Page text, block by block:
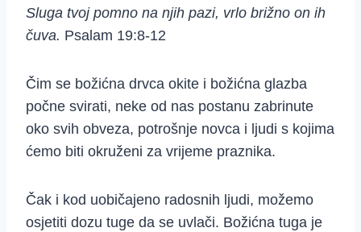
Sluga tvoj pomno na njih pazi, vrlo brižno on ih
čuva. Psalam 19:8-12
Čim se božićna drvca okite i božićna glazba
počne svirati, neke od nas postanu zabrinute
oko svih obveza, potrošnje novca i ljudi s kojima
ćemo biti okruženi za vrijeme praznika.
Čak i kod uobičajeno radosnih ljudi, možemo
osjetiti dozu tuge da se uvlači. Božićna tuga je